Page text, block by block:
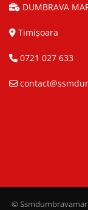
DUMBRAVA
Timișoara
0721 027 633
©